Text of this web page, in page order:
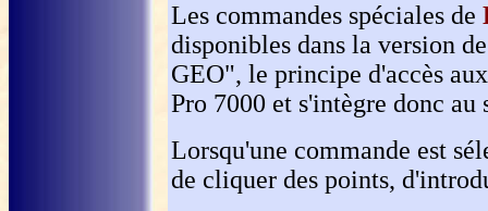
Les commandes spéciales de
disponibles dans la version
GEO", le principe d'accès
Pro 7000 et s'intègre donc
Lorsqu'une commande est
de cliquer des points,